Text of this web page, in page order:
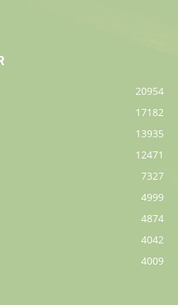
20954
17182
13935
12471
7327
4999
4874
4042
4009